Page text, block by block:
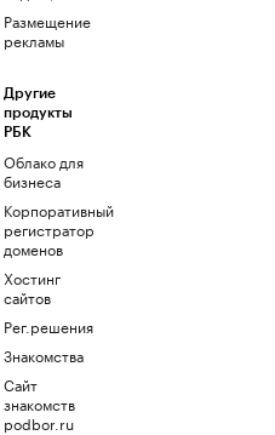
Размещение
рекламы
Другие
продукты
РБК
Облако для
бизнеса
Корпоративный
регистратор
доменов
Хостинг
сайтов
Рег.решения
Знакомства
Сайт
знакомств
podbor.ru